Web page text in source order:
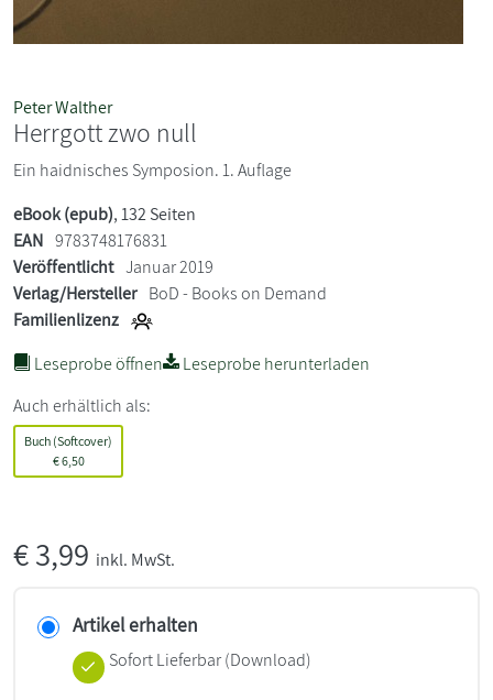
Peter Walther
Herrgott zwo null
Ein haidnisches Symposion. 1. Auflage
eBook (epub), 132 Seiten
EAN 9783748176831
Veröffentlicht Januar 2019
Verlag/Hersteller BoD - Books on Demand
Familienlizenz
Leseprobe öffnen
Leseprobe herunterladen
Auch erhältlich als:
Buch (Softcover)
€6,50
€3,99 inkl. MwSt.
Artikel erhalten
Sofort Lieferbar (Download)